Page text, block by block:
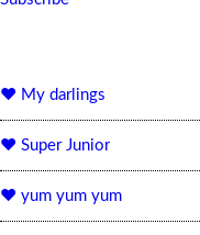
♥ My darlings
♥ Super Junior
♥ yum yum yum